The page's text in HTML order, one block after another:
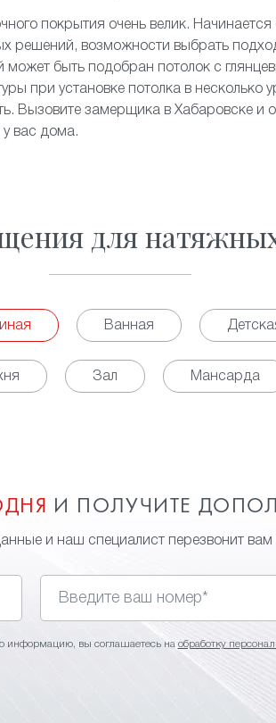
покрытия очень велик. Начинается
решений, возможности выбрать
может быть подобран потолок с
при установке потолка в
Вызовите замерщика в Хабаровске и
вас дома.
для
Ванная
Зал Мансарда
И ПОЛУЧИТЕ
и наш специалист перезвонит вам
информацию, вы соглашаетесь на обработку